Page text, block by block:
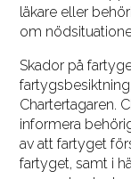
läkare eller
om
Skador på
Chartertagaren.
informera
av att fartyget
fartyget, samt i